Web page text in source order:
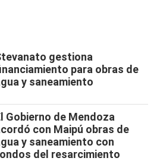
gestiona
para obras de
y saneamiento
Gobierno de Mendoza
con Maipú obras de
y saneamiento con
del resarcimiento